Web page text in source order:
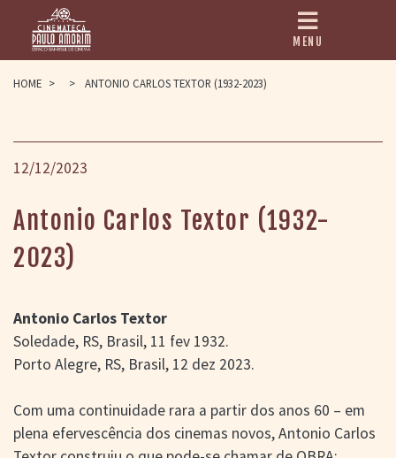
HOME
PAULO AMORIM
> HISTÓRIA
> ASSOCIAÇÃO DOS
AMIGOS
> BIBLIOTECA
ROMEU GRIMALDI
> FILMES EM
CARTAZ
> GRADE SEMANAL
> PREÇOS E
> ARQUIVO
PORTAL DO
MENU
HOME > > ANTONIO CARLOS TEXTOR (1932-2023)
12/12/2023
Antonio Carlos Textor (1932-
2023)
Antonio Carlos Textor
Soledade, RS, Brasil, 11 fev 1932.
Porto Alegre, RS, Brasil, 12 dez 2023.
Com uma continuidade rara a partir dos anos 60 – em
plena efervescência dos cinemas novos, Antonio Carlos